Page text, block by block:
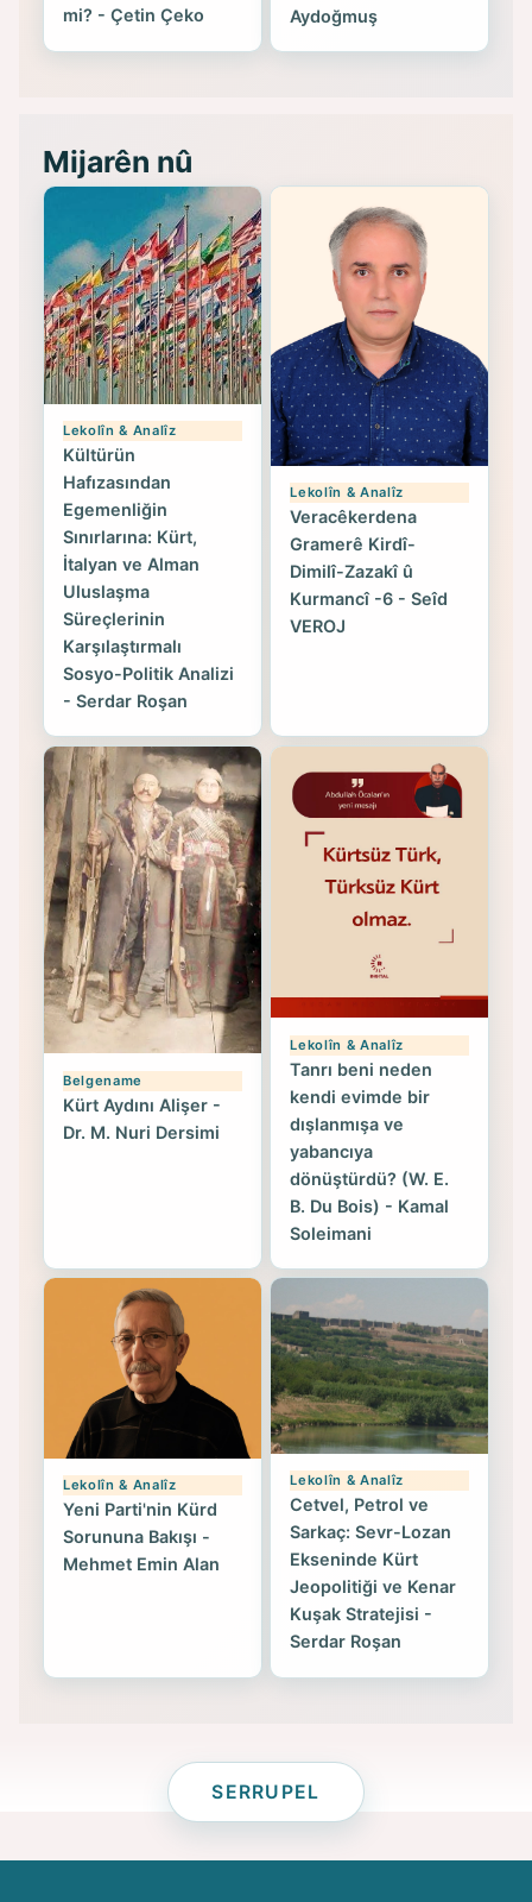
mi? - Çetin Çeko
Aydoğmuş
Mijarên nû
Lekolîn & Analîz
Kültürün
Hafızasından
Egemenliğin
Sınırlarına: Kürt,
İtalyan ve Alman
Uluslaşma
Süreçlerinin
Karşılaştırmalı
Sosyo-Politik Analizi
- Serdar Roşan
Lekolîn & Analîz
Veracêkerdena
Gramerê Kirdî-
Dimilî-Zazakî û
Kurmancî -6 - Seîd
VEROJ
Belgename
Kürt Aydını Alişer -
Dr. M. Nuri Dersimi
Lekolîn & Analîz
Tanrı beni neden
kendi evimde bir
dışlanmışa ve
yabancıya
dönüştürdü? (W. E.
B. Du Bois) - Kamal
Soleimani
Lekolîn & Analîz
Yeni Parti'nin Kürd
Sorununa Bakışı -
Mehmet Emin Alan
Lekolîn & Analîz
Cetvel, Petrol ve
Sarkaç: Sevr-Lozan
Ekseninde Kürt
Jeopolitiği ve Kenar
Kuşak Stratejisi -
Serdar Roşan
SERRUPEL